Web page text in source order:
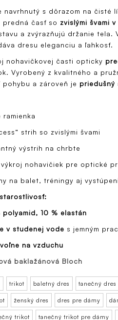
navrhnutý s dôrazom na čisté
predná časť so zvislými švami
a zvýrazňujú držanie tela.
dresu eleganciu a ľahkosť.
nohavičkovej časti opticky
Vyrobený z kvalitného a
a zároveň je priedušný
ramienka
strih so zvislými švami
výstrih na chrbte
nohavičiek pre optické
na balet, tréningy aj
polyamid, 10 % elastán
v studenej vode s jemným
voľne na vzduchu
baklažánová Bloch
trikot baletný dres tanečný dres
ženský dres dres pre dámy
trikot tanečný trikot pre dámy